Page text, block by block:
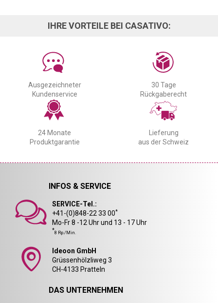
IHRE VORTEILE BEI CASATIVO:
Ausgezeichneter
Kundenservice
30 Tage
Rückgaberecht
24 Monate
Produktgarantie
Lieferung
aus der Schweiz
INFOS & SERVICE
SERVICE-Tel.:
+41-(0)848-22 33 00*
Mo-Fr 8 -12 Uhr und 13 - 17 Uhr
*8 Rp./Min.
Ideoon GmbH
Grüssenhölzliweg 3
CH-4133 Pratteln
DAS UNTERNEHMEN